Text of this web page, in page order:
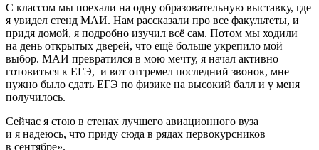
С классом мы поехали на одну образовательную выставку, где
я увидел стенд МАИ. Нам рассказали про все факультеты, и
придя домой, я подробно изучил всё сам. Потом мы ходили
на день открытых дверей, что ещё больше укрепило мой
выбор. МАИ превратился в мою мечту, я начал активно
готовиться к ЕГЭ, и вот отгремел последний звонок, мне
нужно было сдать ЕГЭ по физике на высокий балл и у меня
получилось.
Сейчас я стою в стенах лучшего авиационного вуза
и я надеюсь, что приду сюда в рядах первокурсников
в сентябре».